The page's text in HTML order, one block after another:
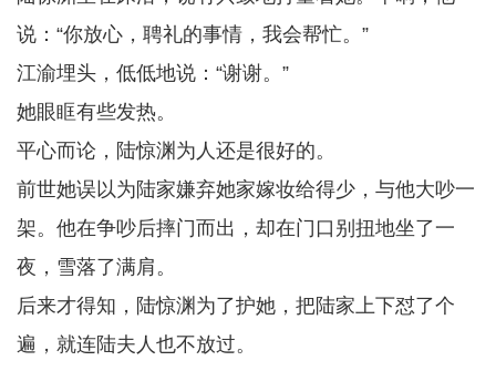
说：“你放心，聘礼的事情，我会帮忙。”
江渝埋头，低低地说：“谢谢。”
她眼眶有些发热。
平心而论，陆惊渊为人还是很好的。
前世她误以为陆家嫌弃她家嫁妆给得少，与他大吵一
架。他在争吵后摔门而出，却在门口别扭地坐了一
夜，雪落了满肩。
后来才得知，陆惊渊为了护她，把陆家上下怼了个
遍，就连陆夫人也不放过。